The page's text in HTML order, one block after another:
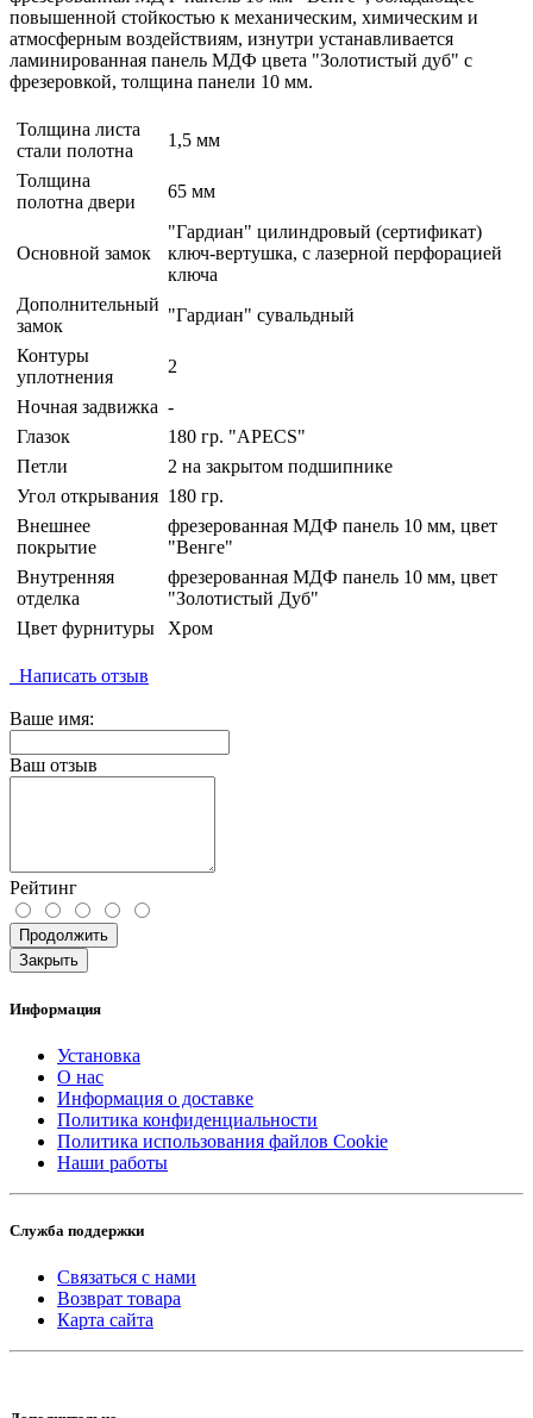
повышенной стойкостью к механическим, химическим и
атмосферным воздействиям, изнутри устанавливается
ламинированная панель МДФ цвета "Золотистый дуб" с
фрезеровкой, толщина панели 10 мм.
Толщина листа
стали полотна
1,5 мм
Толщина
полотна двери
65 мм
Основной замок
"Гардиан" цилиндровый (сертификат)
ключ-вертушка, с лазерной перфорацией
ключа
Дополнительный
замок
"Гардиан" сувальдный
Контуры
уплотнения
2
Ночная задвижка -
Глазок
180 гр. "APECS"
Петли
2 на закрытом подшипнике
Угол открывания 180 гр.
Внешнее
покрытие
фрезерованная МДФ панель 10 мм, цвет
"Венге"
Внутренняя
отделка
фрезерованная МДФ панель 10 мм, цвет
"Золотистый Дуб"
Цвет фурнитуры
Хром
Написать отзыв
Ваше имя:
Ваш отзыв
Рейтинг
Продолжить
Закрыть
Информация
Установка
О нас
Информация о доставке
Политика конфиденциальности
Политика использования файлов Cookie
Наши работы
Служба поддержки
Связаться с нами
Возврат товара
Карта сайта